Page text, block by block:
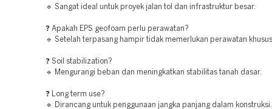
🔹 Sangat ideal untuk proyek jalan tol dan infrastruktur besar.
❓ Apakah EPS geofoam perlu perawatan?
🔹 Setelah terpasang hampir tidak memerlukan perawatan
❓ Soil stabilization?
🔹 Mengurangi beban dan meningkatkan stabilitas tanah dasar.
❓ Long term use?
🔹 Dirancang untuk penggunaan jangka panjang dalam konstruksi.